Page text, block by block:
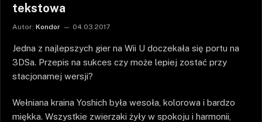
tekstowa
Autor: Kondor 04.03.2017
Jedna z najlepszych gier na Wii U doczekała się portu na
3DSa. Przepis na sukces czy może lepiej zostać przy
stacjonarnej wersji?
Wełniana kraina Yoshich była wesoła, kolorowa i bardzo
miękka. Wszystkie zwierzaki żyły w spokoju i harmonii,